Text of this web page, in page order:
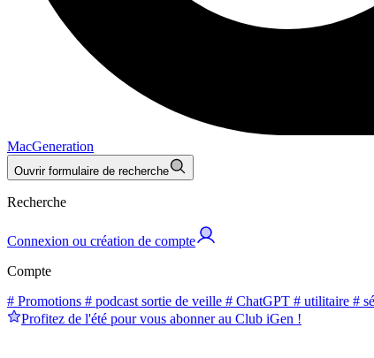
MacGeneration
Ouvrir formulaire de recherche
Recherche
Connexion ou création de compte
Compte
# Promotions # podcast sortie de veille # ChatGPT # utilitaire #
Profitez de l'été pour vous abonner au Club iGen !